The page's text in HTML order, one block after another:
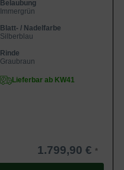
Belaubung
Immergrün
Blatt- / Nadelfarbe
Silberblau
Rinde
Graubraun
Lieferbar ab KW41
1.799,90 €